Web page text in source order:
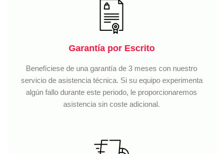
Garantía por Escrito
Benefíciese de una garantía de 3 meses con nuestro
servicio de asistencia técnica. Si su equipo experimenta
algún fallo durante este periodo, le proporcionaremos
asistencia sin coste adicional.